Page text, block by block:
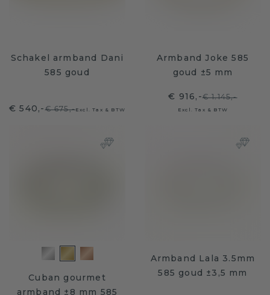
Schakel armband Dani
585 goud
€ 540,-€ 675,-Excl. Tax & BTW
Armband Joke 585
goud ±5 mm
€ 916,-€ 1.145,-
Excl. Tax & BTW
Cuban gourmet
armband ±8 mm 585
Armband Lala 3.5mm
585 goud ±3,5 mm